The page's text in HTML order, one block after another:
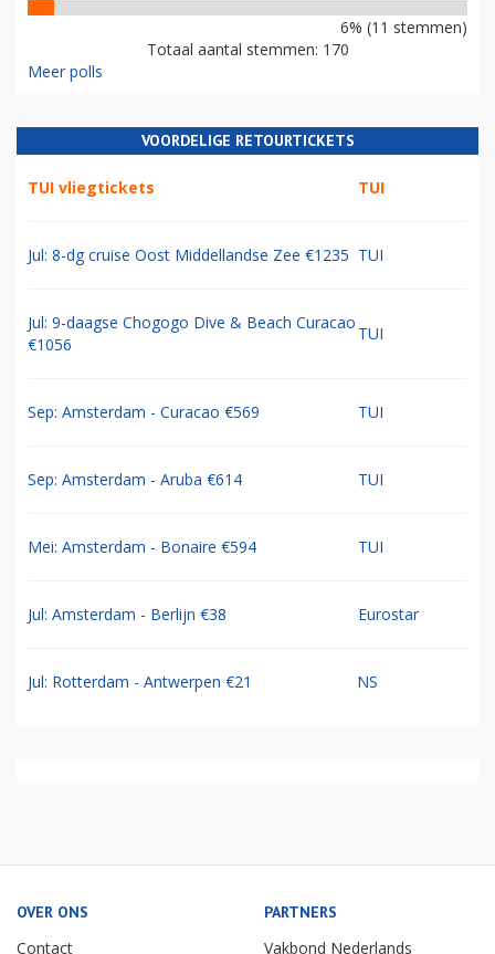
6% (11 stemmen)
Totaal aantal stemmen: 170
Meer polls
VOORDELIGE RETOURTICKETS
TUI vliegtickets TUI
Jul: 8-dg cruise Oost Middellandse Zee €1235 TUI
Jul: 9-daagse Chogogo Dive & Beach Curacao
€1056
TUI
Sep: Amsterdam - Curacao €569 TUI
Sep: Amsterdam - Aruba €614 TUI
Mei: Amsterdam - Bonaire €594 TUI
Jul: Amsterdam - Berlijn €38 Eurostar
Jul: Rotterdam - Antwerpen €21 NS
OVER ONS
Contact
PARTNERS
Vakbond Nederlands